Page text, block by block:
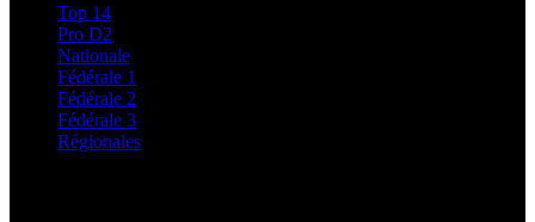
Top 14
Pro D2
Nationale
Fédérale 1
Fédérale 2
Fédérale 3
Régionales